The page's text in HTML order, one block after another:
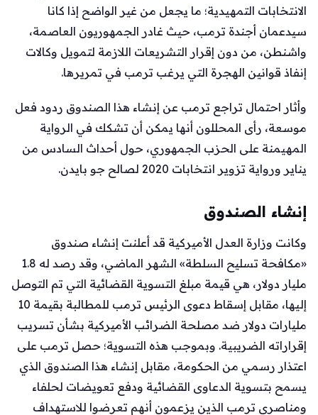
الانتخابات التمهيدية؛ ما يجعل من غير الواضح إذا كانا
سيدعمان أجندة ترمب، حيث غادر الجمهوريون العاصمة،
واشنطن، من دون إقرار التشريعات اللازمة لتمويل وكالات
إنفاذ قوانين الهجرة التي يرغب ترمب في تمريرها.
وأثار احتمال تراجع ترمب عن إنشاء هذا الصندوق ردود فعل
موسعة، رأى المحللون أنها يمكن أن تشكك في الرواية
المهيمنة على الحزب الجمهوري، حول أحداث السادس من
يناير ورواية تزوير انتخابات 2020 لصالح جو بايدن.
إنشاء الصندوق
وكانت وزارة العدل الأميركية قد أعلنت إنشاء صندوق
«مكافحة تسليح السلطة» الشهر الماضي، وقد رصد له 1.8
مليار دولار، هي قيمة مبلغ التسوية القضائية التي تم التوصل
إليها، مقابل إسقاط دعوى الرئيس ترمب للمطالبة بقيمة 10
مليارات دولار ضد مصلحة الضرائب الأميركية بشأن تسريب
إقراراته الضريبية. وبموجب هذه التسوية؛ حصل ترمب على
اعتذار رسمي من الحكومة، مقابل إنشاء هذا الصندوق الذي
يسمح بتسوية الدعاوى القضائية ودفع تعويضات لحلفاء
ومناصري ترمب الذين يزعمون أنهم تعرضوا للاستهداف